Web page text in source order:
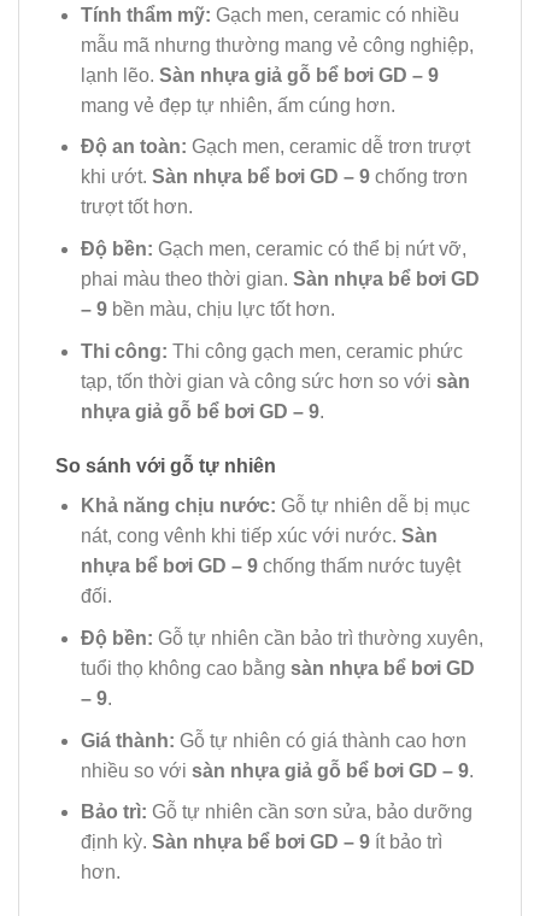
Tính thẩm mỹ: Gạch men, ceramic có nhiều
mẫu mã nhưng thường mang vẻ công nghiệp,
lạnh lẽo. Sàn nhựa giả gỗ bể bơi GD – 9
mang vẻ đẹp tự nhiên, ấm cúng hơn.
Độ an toàn: Gạch men, ceramic dễ trơn trượt
khi ướt. Sàn nhựa bể bơi GD – 9chống trơn
trượt tốt hơn.
Độ bền: Gạch men, ceramic có thể bị nứt vỡ,
phai màu theo thời gian. Sàn nhựa bể bơi GD
– 9bền màu, chịu lực tốt hơn.
Thi công: Thi công gạch men, ceramic phức
tạp, tốn thời gian và công sức hơn so với sàn
nhựa giả gỗ bể bơi GD – 9.
So sánh với gỗ tự nhiên
Khả năng chịu nước: Gỗ tự nhiên dễ bị mục
nát, cong vênh khi tiếp xúc với nước. Sàn
nhựa bể bơi GD – 9chống thấm nước tuyệt
đối.
Độ bền: Gỗ tự nhiên cần bảo trì thường xuyên,
tuổi thọ không cao bằng sàn nhựa bể bơi GD
– 9.
Giá thành: Gỗ tự nhiên có giá thành cao hơn
nhiều so với sàn nhựa giả gỗ bể bơi GD – 9.
Bảo trì: Gỗ tự nhiên cần sơn sửa, bảo dưỡng
định kỳ. Sàn nhựa bể bơi GD – 9ít bảo trì
hơn.